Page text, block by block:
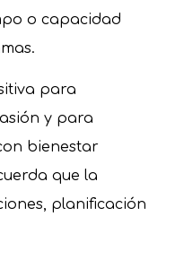
o capacidad
para
y para
bienestar
que la
planificación